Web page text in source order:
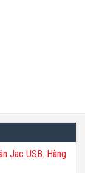
sản
Jac USB. Hàng